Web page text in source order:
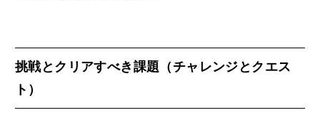
挑戦とクリアすべき課題（チャレンジとクエス
ト）